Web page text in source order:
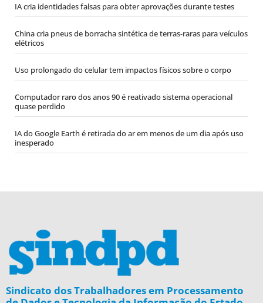
IA cria identidades falsas para obter aprovações durante testes
China cria pneus de borracha sintética de terras-raras para veículos
elétricos
Uso prolongado do celular tem impactos físicos sobre o corpo
Computador raro dos anos 90 é reativado sistema operacional
quase perdido
IA do Google Earth é retirada do ar em menos de um dia após uso
inesperado
Sindicato dos Trabalhadores em Processamento